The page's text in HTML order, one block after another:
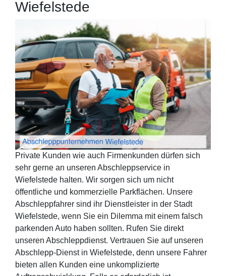
Wiefelstede
Private Kunden wie auch Firmenkunden dürfen sich
sehr gerne an unseren Abschleppservice in
Wiefelstede halten. Wir sorgen sich um nicht
öffentliche und kommerzielle Parkflächen. Unsere
Abschleppfahrer sind ihr Dienstleister in der Stadt
Wiefelstede, wenn Sie ein Dilemma mit einem falsch
parkenden Auto haben sollten. Rufen Sie direkt
unseren Abschleppdienst. Vertrauen Sie auf unseren
Abschlepp-Dienst in Wiefelstede, denn unsere Fahrer
bieten allen Kunden eine unkomplizierte